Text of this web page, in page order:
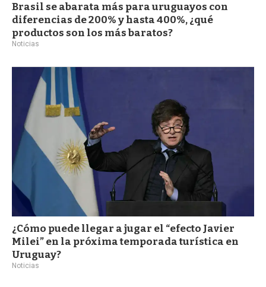
Brasil se abarata más para uruguayos con
diferencias de 200% y hasta 400%, ¿qué
productos son los más baratos?
Noticias
¿Cómo puede llegar a jugar el “efecto Javier
Milei” en la próxima temporada turística en
Uruguay?
Noticias